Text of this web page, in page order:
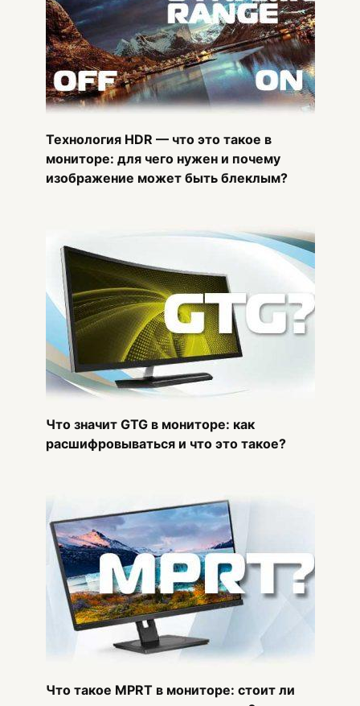
Технология HDR — что это такое в
мониторе: для чего нужен и почему
изображение может быть блеклым?
Что значит GTG в мониторе: как
расшифровываться и что это такое?
Что такое MPRT в мониторе: стоит ли